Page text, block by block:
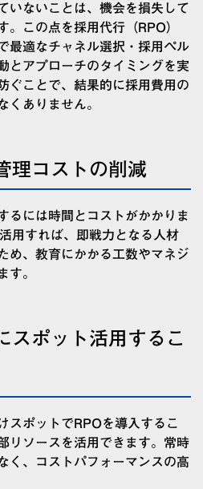
いないことは、 機会を損失して
。この点を採用代行（RPO）
最適なチャネル選択・採用ペル
とアプローチのタイミングを実
ぐことで、結果的に採用費用の
くありません。
理コストの削減
るには時間とコストがかかりま
用すれば、即戦力となる人材
め、教育にかかる工数やマネジ
す。
スポット活用するこ
スポットでRPOを導入するこ
リソースを活用できます。常時
く、コストパフォーマンスの高